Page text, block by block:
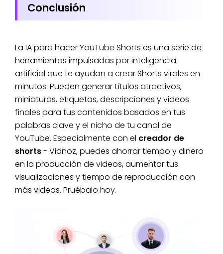
Conclusión
La IA para hacer YouTube Shorts es una serie de
herramientas impulsadas por inteligencia
artificial que te ayudan a crear Shorts virales en
minutos. Pueden generar títulos atractivos,
miniaturas, etiquetas, descripciones y videos
finales para tus contenidos basados en tus
palabras clave y el nicho de tu canal de
YouTube. Especialmente con el creador de
shorts- Vidnoz, puedes ahorrar tiempo y dinero
en la producción de videos, aumentar tus
visualizaciones y tiempo de reproducción con
más videos. Pruébalo hoy.